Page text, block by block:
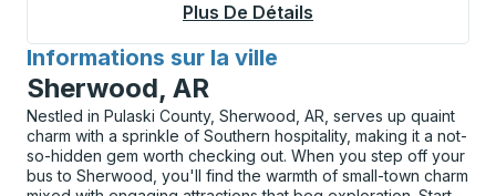
Plus De Détails
Informations sur la ville
pour
Sherwood, AR
Nestled in Pulaski County, Sherwood, AR, serves up quaint
charm with a sprinkle of Southern hospitality, making it a not-
so-hidden gem worth checking out. When you step off your
bus to Sherwood, you'll find the warmth of small-town charm